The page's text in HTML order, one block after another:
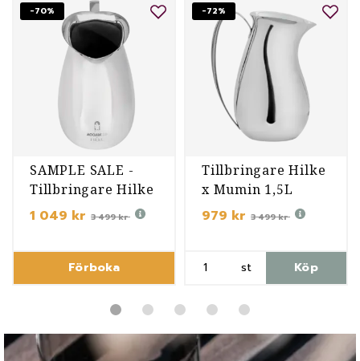
-70%
SAMPLE SALE -
Tillbringare Hilke
x Moomin 1,5L
1 049 kr 3 499 kr
Förboka
-72%
Tillbringare Hilke
x Mumin 1,5L
979 kr 3 499 kr
st Köp